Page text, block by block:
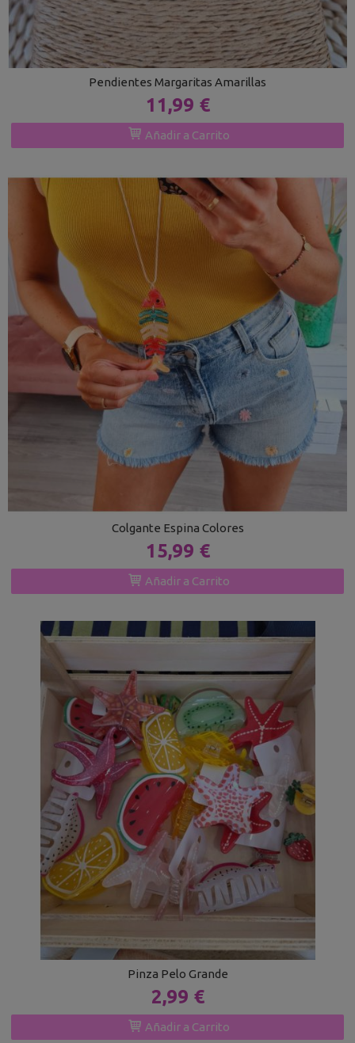
Pendientes Margaritas Amarillas
11,99 €
Añadir a Carrito
Colgante Espina Colores
15,99 €
Añadir a Carrito
Pinza Pelo Grande
2,99 €
Añadir a Carrito